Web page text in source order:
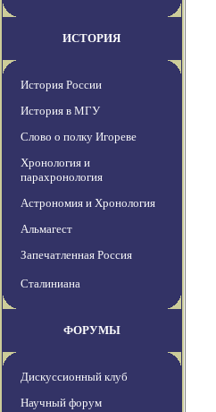
ИСТОРИЯ
История России
История в МГУ
Слово о полку Игореве
Хронология и
парахронология
Астрономия и Хронология
Альмагест
Запечатленная Россия
Сталиниана
ФОРУМЫ
Дискуссионный клуб
Научный форум